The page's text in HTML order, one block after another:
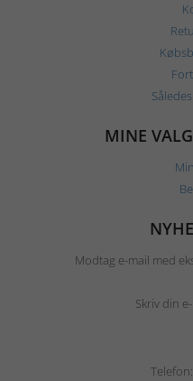
MINE
Modtag e-mail med
Skriv din
Telefon: